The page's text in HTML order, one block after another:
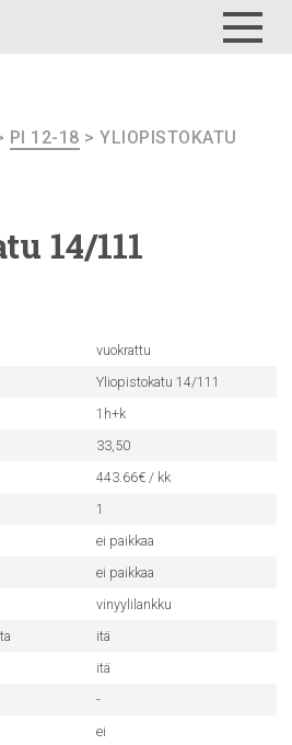
PI 12-18 > YLIOPISTOKATU
14/111
vuokrattu
Yliopistokatu 14/111
1h+k
33,50
443.66€ / kk
1
ei paikkaa
ei paikkaa
vinyylilankku
itä
itä
-
ei